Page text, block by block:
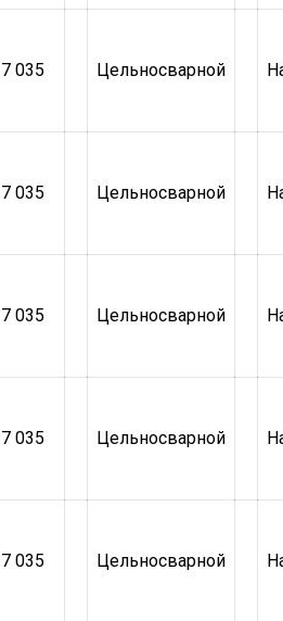
7 035 Цельносварной
7 035 Цельносварной
7 035 Цельносварной
7 035 Цельносварной
7 035 Цельносварной